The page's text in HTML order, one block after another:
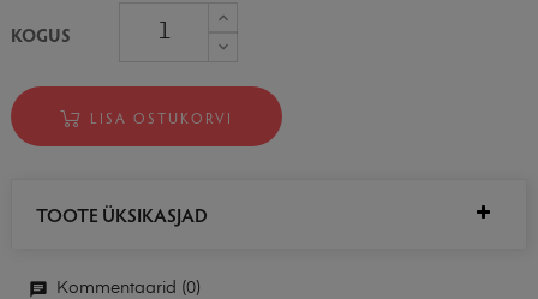
KOGUS
LISA OSTUKORVI
TOOTE ÜKSIKASJAD
Kommentaarid (0)